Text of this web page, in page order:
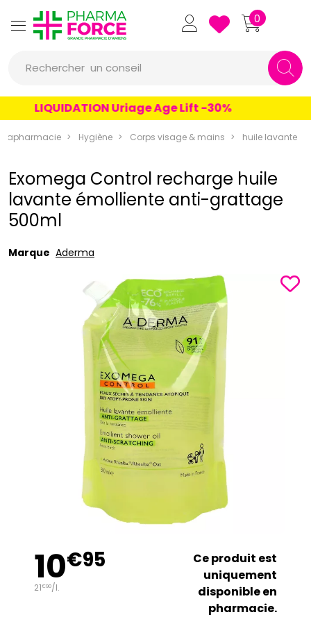
Pharmaforce Grande Pharmacie
0
Rechercher
une marque
un conseil
un produit
une marque
LIQUIDATION Uriage Age Lift -30%
Hygiène Corps visage & mains huile lavante
Exomega Control recharge huile
lavante émolliente anti-grattage
500ml
Marque Aderma
10€95
21€90/l.
Ce produit est
uniquement
disponible en
pharmacie.